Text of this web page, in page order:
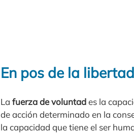
En pos de la
La fuerza de voluntades la
de acción determinado en la
la capacidad que tiene el ser